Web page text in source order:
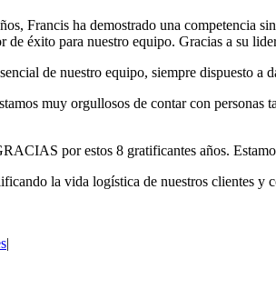
Francis ha demostrado una competencia
de éxito para nuestro equipo. Gracias a su
de nuestro equipo, siempre dispuesto a
muy orgullosos de contar con personas
por estos 8 gratificantes años.
la vida logística de nuestros clientes y
|